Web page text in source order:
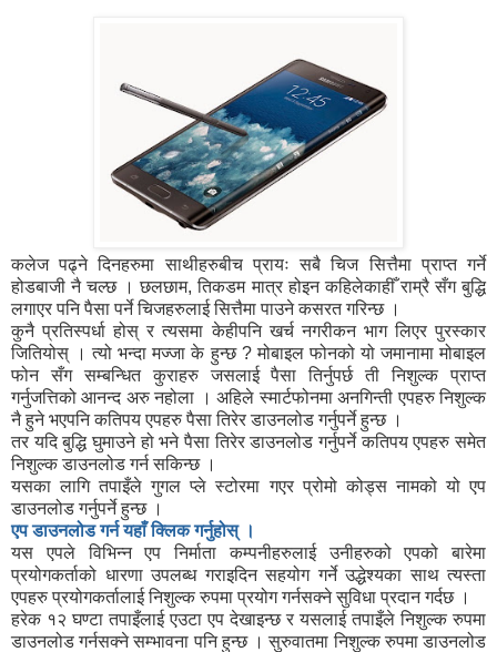
कलेज पढ्ने दिनहरुमा साथीहरुबीच प्रायः सबै चिज सित्तैमा प्राप्त गर्ने
होडबाजी नै चल्छ । छलछाम, तिकडम मात्र होइन कहिलेकाहीँ राम्रै सँग बुद्धि
लगाएर पनि पैसा पर्ने चिजहरुलाई सित्तैमा पाउने कसरत गरिन्छ ।
कुनै प्रतिस्पर्धा होस् र त्यसमा केहीपनि खर्च नगरीकन भाग लिएर पुरस्कार
जितियोस् । त्यो भन्दा मज्जा के हुन्छ ? मोबाइल फोनको यो जमानामा मोबाइल
फोन सँग सम्बन्धित कुराहरु जसलाई पैसा तिर्नुपर्छ ती निशुल्क प्राप्त
गर्नुजत्तिको आनन्द अरु नहोला । अहिले स्मार्टफोनमा अनगिन्ती एपहरु निशुल्क
नै हुने भएपनि कतिपय एपहरु पैसा तिरेर डाउनलोड गर्नुपर्ने हुन्छ ।
तर यदि बुद्धि घुमाउने हो भने पैसा तिरेर डाउनलोड गर्नुपर्ने कतिपय एपहरु समेत
निशुल्क डाउनलोड गर्न सकिन्छ ।
यसका लागि तपाइँले गुगल प्ले स्टोरमा गएर प्रोमो कोड्स नामको यो एप
डाउनलोड गर्नुपर्ने हुन्छ ।
एप डाउनलोड गर्न यहाँ क्लिक गर्नुहोस् ।
यस एपले विभिन्न एप निर्माता कम्पनीहरुलाई उनीहरुको एपको बारेमा
प्रयोगकर्ताको धारणा उपलब्ध गराइदिन सहयोग गर्ने उद्धेश्यका साथ त्यस्ता
एपहरु प्रयोगकर्तालाई निशुल्क रुपमा प्रयोग गर्नसक्ने सुविधा प्रदान गर्दछ ।
हरेक १२ घण्टा तपाइँलाई एउटा एप देखाइन्छ र यसलाई तपाइँले निशुल्क रुपमा
डाउनलोड गर्नसक्ने सम्भावना पनि हुन्छ । सुरुवातमा निशुल्क रुपमा डाउनलोड